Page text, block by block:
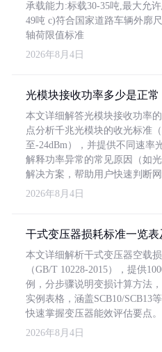
承载能力:标载30-35吨,最大允
49吨 c)符合国家道路车辆外廓
轴荷限值标准
2026年8月4日
光模块接收功率多少是正常
本文详细解答光模块接收功率
点分析千兆光模块的收光标准
至-24dBm），并提供不同速率
解释功率异常的常见原因（如
解决方案，帮助用户快速判断网
2026年8月4日
干式变压器损耗标准一览
本文详细解析干式变压器空载
（GB/T 10228-2015），提供
例，分步骤说明变损计算方法
实例表格，涵盖SCB10/SCB13
快速掌握变压器能效评估要点。
2026年8月4日